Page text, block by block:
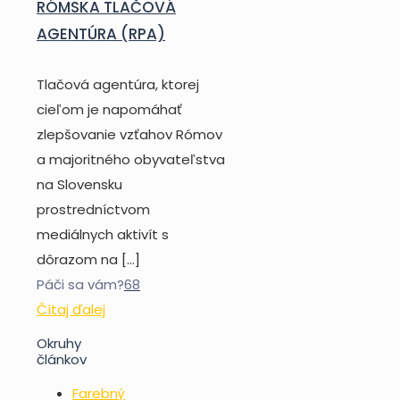
RÓMSKA TLAČOVÁ
AGENTÚRA (RPA)
Tlačová agentúra, ktorej
cieľom je napomáhať
zlepšovanie vzťahov Rómov
a majoritného obyvateľstva
na Slovensku
prostredníctvom
mediálnych aktivít s
dôrazom na […]
Páči sa vám?68
Čítaj ďalej
Okruhy
článkov
Farebný